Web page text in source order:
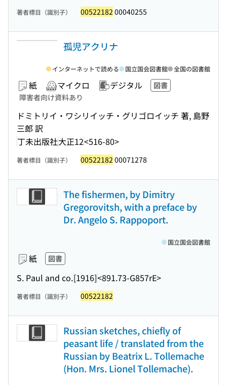
著者標目（識別子） 00522182 00040255
孤児アクリナ
紙 マイクロ デジタル
図書
障害者向け資料あり
ドミトリイ・ワシリイッチ・グリゴロイッチ 著, 島野
三郎 訳
丁未出版社大正12<516-80>
インターネットで読める 国立国会図書館 全国の図書館
著者標目（識別子） 00522182 00071278
The fishermen, by Dimitry
Gregorovitsh, with a preface by
Dr. Angelo S. Rappoport.
紙 図書
S. Paul and co.[1916]<891.73-G857rE>
国立国会図書館
著者標目（識別子） 00522182
Russian sketches, chiefly of
peasant life / translated from the
Russian by Beatrix L. Tollemache
(Hon. Mrs. Lionel Tollemache).